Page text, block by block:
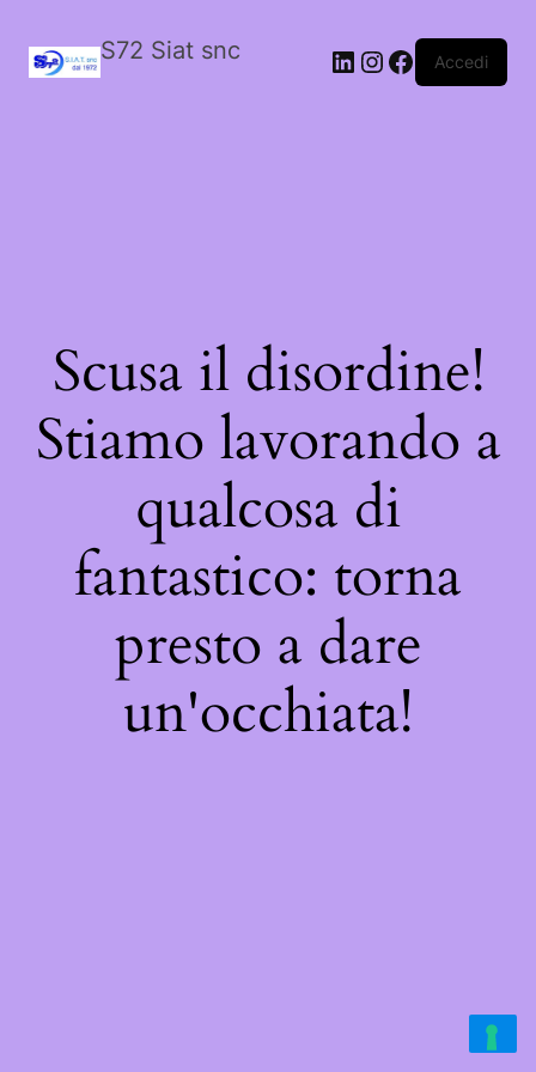
S72 Siat snc LinkedIn
Instagram
Facebook
Accedi
Scusa il disordine!
Stiamo lavorando a
qualcosa di
fantastico: torna
presto a dare
un'occhiata!